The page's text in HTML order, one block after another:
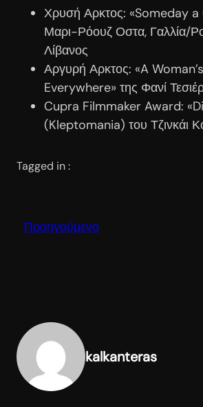
Χρυσή Αρκτος: «Someday a
Μαρι-Ρόουζ Οστα, Γαλλία/
Λίβανος
Αργυρή Αρκτος: «A
Everywhere» της Φανί
Cupra Filmmaker Award:
(Kleptomania) του Τζινκάι
Tagged in :
Προηγούμενο
kalkanteras